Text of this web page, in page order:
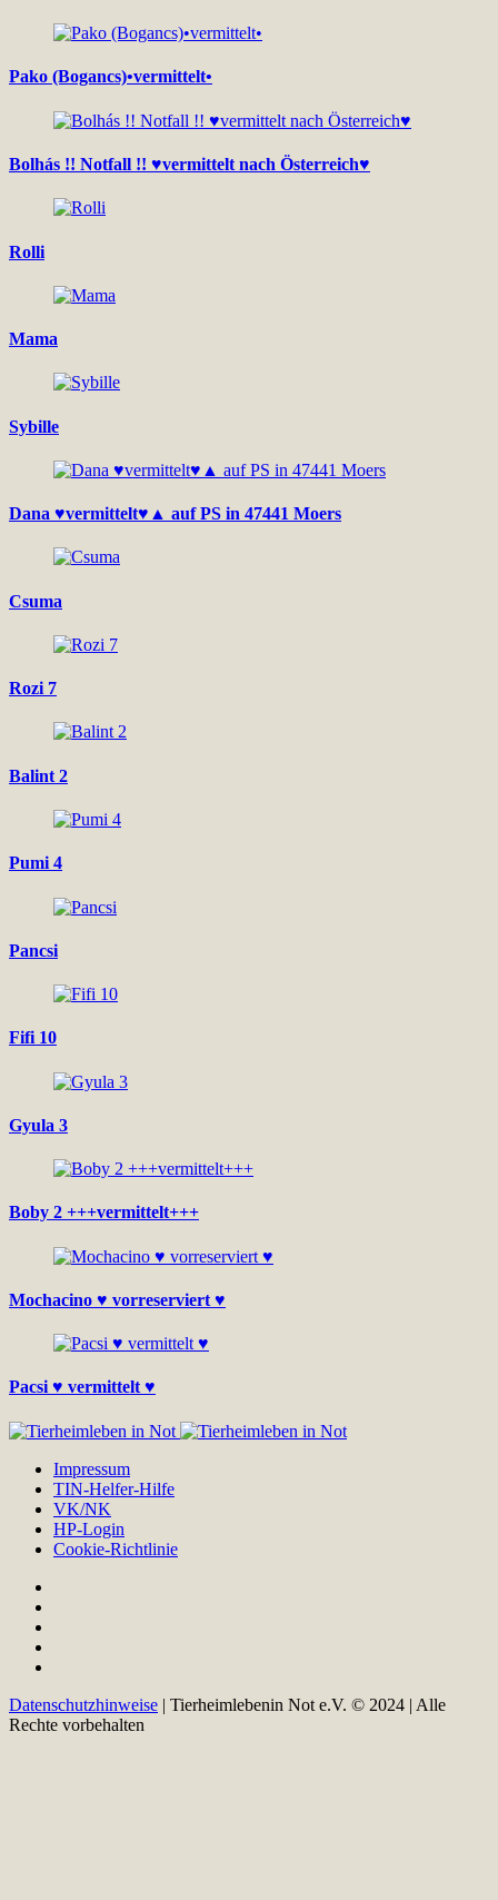
Pako (Bogancs)•vermittelt•
Bolhás !! Notfall !! ♥vermittelt nach Österreich♥
Rolli
Mama
Sybille
Dana ♥vermittelt♥▲ auf PS in 47441 Moers
Csuma
Rozi 7
Balint 2
Pumi 4
Pancsi
Fifi 10
Gyula 3
Boby 2 +++vermittelt+++
Mochacino ♥ vorreserviert ♥
Pacsi ♥ vermittelt ♥
Impressum
TIN-Helfer-Hilfe
VK/NK
HP-Login
Cookie-Richtlinie
Datenschutzhinweise | Tierheimlebenin Not e.V. © 2024 | Alle
Rechte vorbehalten